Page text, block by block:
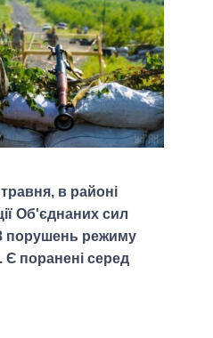
в районі
Об'єднаних сил
порушень режиму
поранені серед